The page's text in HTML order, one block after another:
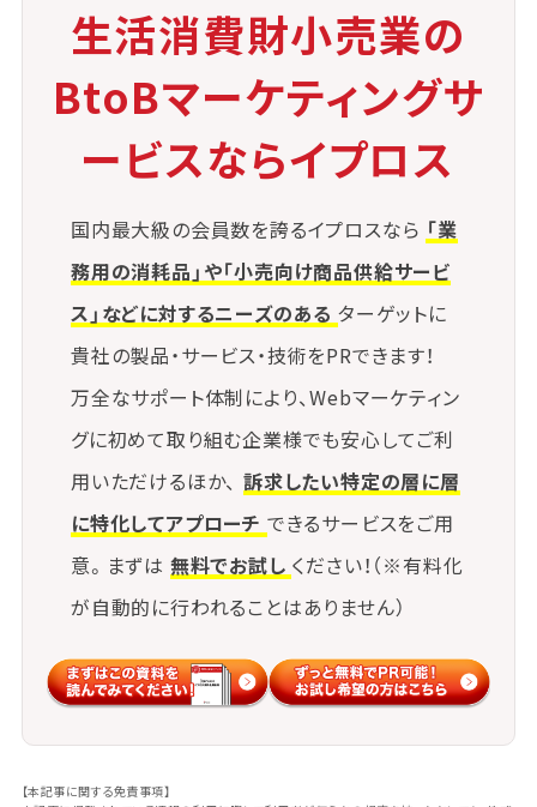
を巡回させることで、
生活消費財小売業の
BtoBマーケティングサ
ービスならイプロス
国内最大級の会員数を誇るイプロスなら 「業
務用の消耗品」や「小売向け商品供給サービ
ス」などに対するニーズのある ターゲットに
貴社の製品・サービス・技術をPRできます！
万全なサポート体制により、Webマーケティン
グに初めて取り組む企業様でも安心してご利
用いただけるほか、 訴求したい特定の層に層
に特化してアプローチ できるサービスをご用
意。まずは 無料でお試し ください！（※有料化
が自動的に行われることはありません）
【本記事に関する免責事項】